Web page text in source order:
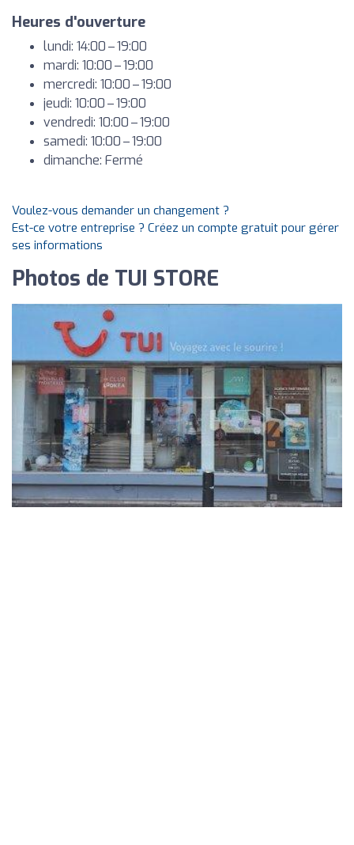
Heures d'ouverture
lundi: 14:00 – 19:00
mardi: 10:00 – 19:00
mercredi: 10:00 – 19:00
jeudi: 10:00 – 19:00
vendredi: 10:00 – 19:00
samedi: 10:00 – 19:00
dimanche: Fermé
Voulez-vous demander un changement ?
Est-ce votre entreprise ? Créez un compte gratuit pour gérer
ses informations
Photos de TUI STORE